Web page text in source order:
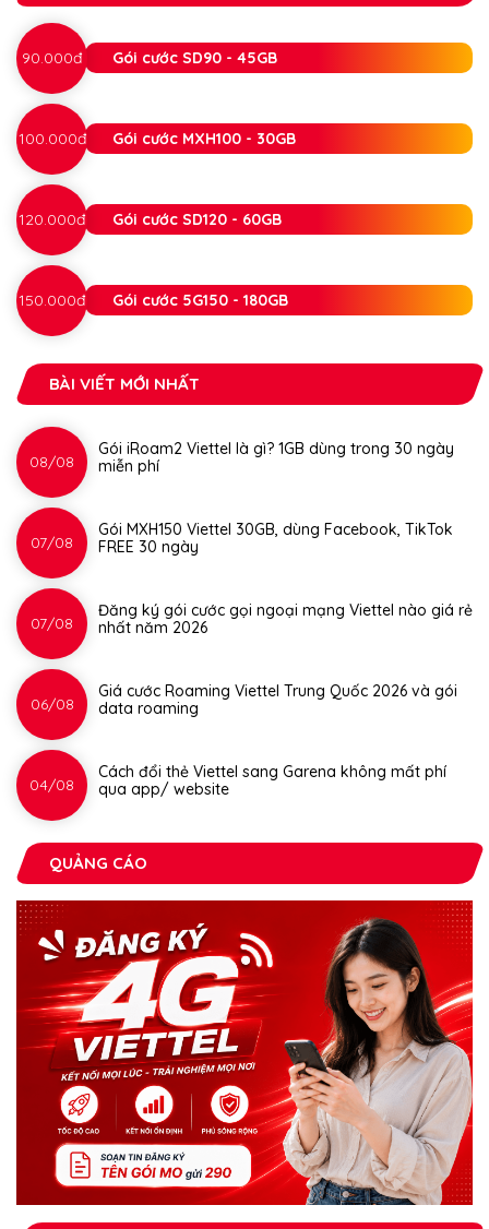
90.000đ Gói cước SD90 - 45GB
100.000đ Gói cước MXH100 - 30GB
120.000đ Gói cước SD120 - 60GB
150.000đ Gói cước 5G150 - 180GB
BÀI VIẾT MỚI NHẤT
08/08
Gói iRoam2 Viettel là gì? 1GB dùng trong 30 ngày
miễn phí
07/08
Gói MXH150 Viettel 30GB, dùng Facebook, TikTok
FREE 30 ngày
07/08
Đăng ký gói cước gọi ngoại mạng Viettel nào giá rẻ
nhất năm 2026
06/08
Giá cước Roaming Viettel Trung Quốc 2026 và gói
data roaming
04/08
Cách đổi thẻ Viettel sang Garena không mất phí
qua app/ website
QUẢNG CÁO